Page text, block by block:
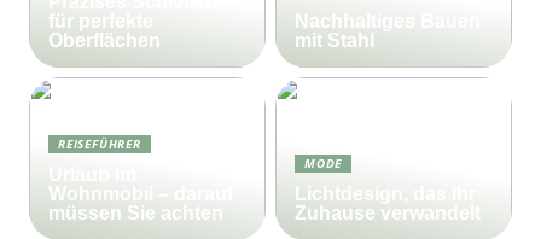
für perfekte
Oberflächen
Nachhaltiges Bauen
mit Stahl
REISEFÜHRER
Wohnmobil – darauf
müssen Sie achten
MODE
Lichtdesign, das Ihr
Zuhause verwandelt